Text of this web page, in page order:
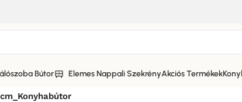
Bútor Elemes Nappali SzekrényAkciós Termékek
MATT FRONTOKKAL /